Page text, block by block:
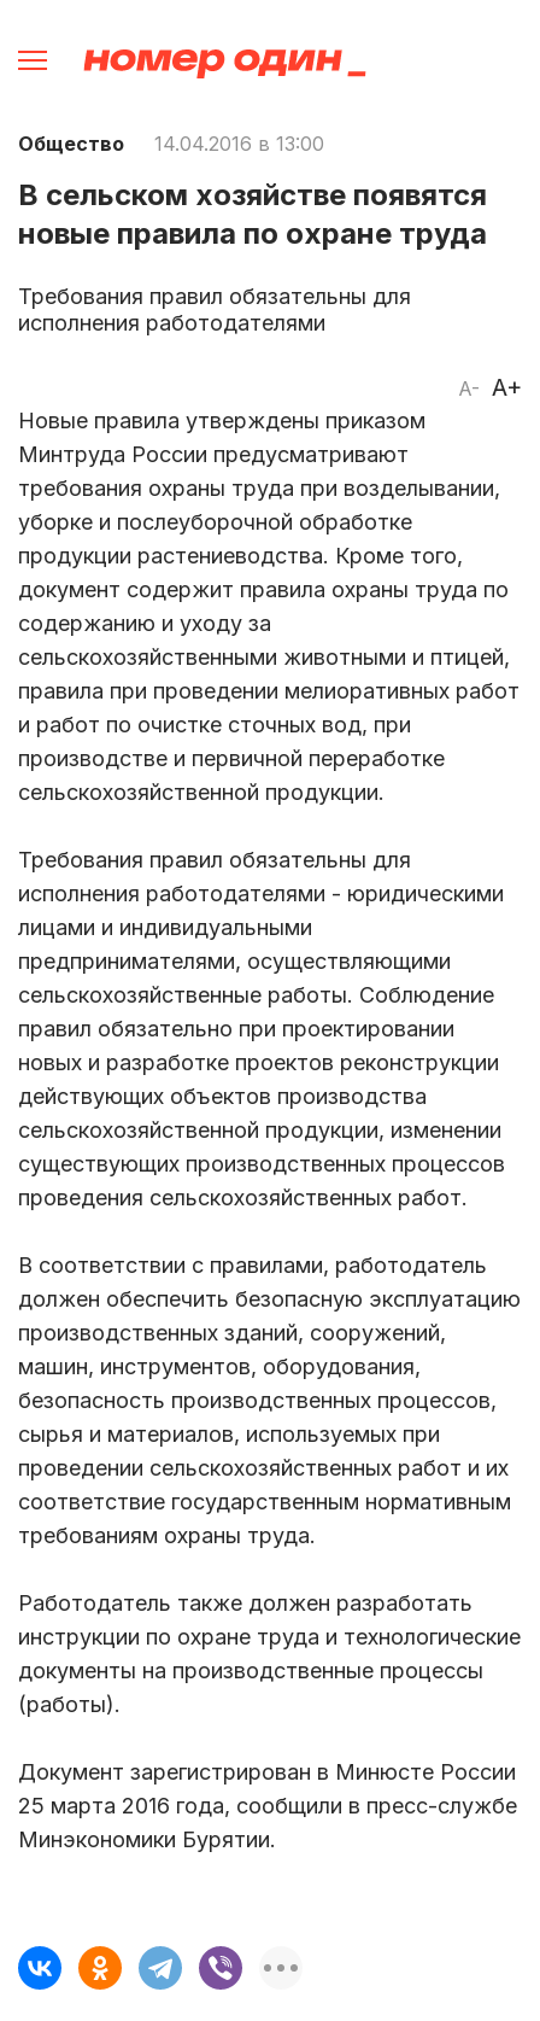
Общество 14.04.2016 в 13:00
В сельском хозяйстве появятся
новые правила по охране труда
Требования правил обязательны для
исполнения работодателями
A- A+
Новые правила утверждены приказом
Минтруда России предусматривают
требования охраны труда при возделывании,
уборке и послеуборочной обработке
продукции растениеводства. Кроме того,
документ содержит правила охраны труда по
содержанию и уходу за
сельскохозяйственными животными и птицей,
правила при проведении мелиоративных работ
и работ по очистке сточных вод, при
производстве и первичной переработке
сельскохозяйственной продукции.
Требования правил обязательны для
исполнения работодателями - юридическими
лицами и индивидуальными
предпринимателями, осуществляющими
сельскохозяйственные работы. Соблюдение
правил обязательно при проектировании
новых и разработке проектов реконструкции
действующих объектов производства
сельскохозяйственной продукции, изменении
существующих производственных процессов
проведения сельскохозяйственных работ.
В соответствии с правилами, работодатель
должен обеспечить безопасную эксплуатацию
производственных зданий, сооружений,
машин, инструментов, оборудования,
безопасность производственных процессов,
сырья и материалов, используемых при
проведении сельскохозяйственных работ и их
соответствие государственным нормативным
требованиям охраны труда.
Работодатель также должен разработать
инструкции по охране труда и технологические
документы на производственные процессы
(работы).
Документ зарегистрирован в Минюсте России
25 марта 2016 года, сообщили в пресс-службе
Минэкономики Бурятии.